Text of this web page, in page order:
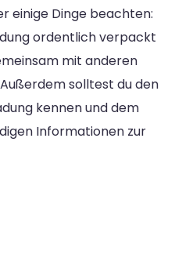
einige Dinge beachten:
ordentlich verpackt
mit anderen
solltest du den
kennen und dem
Informationen zur